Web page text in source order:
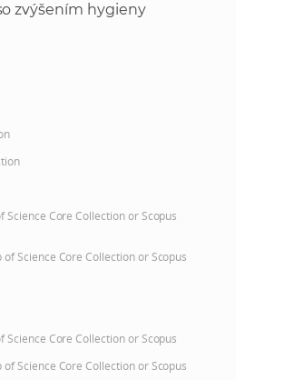
zvýšením hygieny
Core Collection or Scopus
Science Core Collection or Scopus
Core Collection or Scopus
Science Core Collection or Scopus